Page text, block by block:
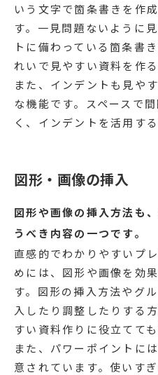
いう文字で箇条書きを作
す。一見問題ないように
トに備わっている箇条書
れいで見やすい資料を作
また、インデントも見や
な機能です。スペースで
く、インデントを活用す
図形・画像の挿入
図形や画像の挿入方法も
うべき内容の一つです。
直感的でわかりやすいプ
めには、図形や画像を効
す。図形の挿入方法やグ
入したり調整したりする
すい資料作りに役立てても
また、パワーポイントに
意されています。使いす